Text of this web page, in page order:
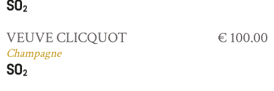
VEUVE CLICQUOT
Champagne
€ 100.00